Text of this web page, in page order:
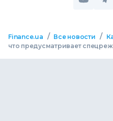
Finance.ua / Все новости /
что предусматривает